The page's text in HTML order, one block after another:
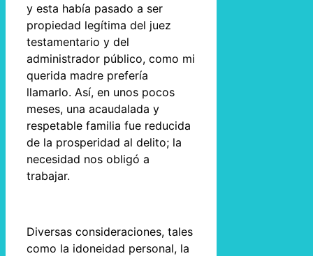
y esta había pasado a ser
propiedad legítima del juez
testamentario y del
administrador público, como mi
querida madre prefería
llamarlo. Así, en unos pocos
meses, una acaudalada y
respetable familia fue reducida
de la prosperidad al delito; la
necesidad nos obligó a
trabajar.
Diversas consideraciones, tales
como la idoneidad personal, la